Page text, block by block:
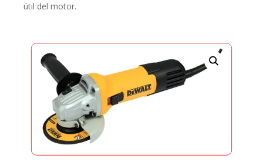
útil del motor.